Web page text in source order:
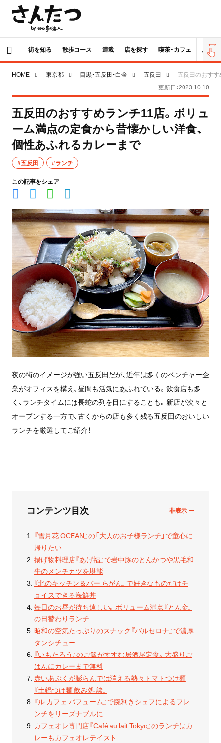
街を知る 散歩コース 連載 店を探す 喫茶・カフェ 居酒屋
HOME 東京都 目黒・五反田・白金 五反田
五反田のおす
更新日：2023.10.10
五反田のおすすめランチ11店。ボリュ
ーム満点の定食から昔懐かしい洋食、
個性あふれるカレーまで
#五反田 #ランチ
この記事をシェア
夜の街のイメージが強い五反田だが、近年は多くのベンチャー企
業がオフィスを構え、昼間も活気にあふれている。飲食店も多
く、ランチタイムには長蛇の列を目にすることも。新店が次々と
オープンする一方で、古くからの店も多く残る五反田のおいしい
ランチを厳選してご紹介！
コンテンツ目次
『雪月花 OCEAN』の「大人のお子様ランチ」で童心に
帰りたい
揚げ物料理店『あげ福』で岩中豚のとんかつや黒毛和
牛のメンチカツを堪能
『北のキッチン＆バー らがん』で好きなものだけチ
ョイスできる海鮮丼
毎日のお昼が待ち遠しい。ボリューム満点『とん金』
の日替わりランチ
昭和の空気たっぷりのスナック『バルセロナ』で濃厚
タンシチュー
『いもたろう』のご飯がすすむ居酒屋定食。大盛りご
はんにカレーまで無料
赤いあぶくが膨らんでは消える熱々トマトつけ麺
『土鍋つけ麺 飲み処 談』
『ル カフェ パフューム』で腕利きシェフによるフレ
ンチをリーズナブルに
カフェオレ専門店『Café au lait Tokyo』のランチはカ
レーもカフェオレテイスト